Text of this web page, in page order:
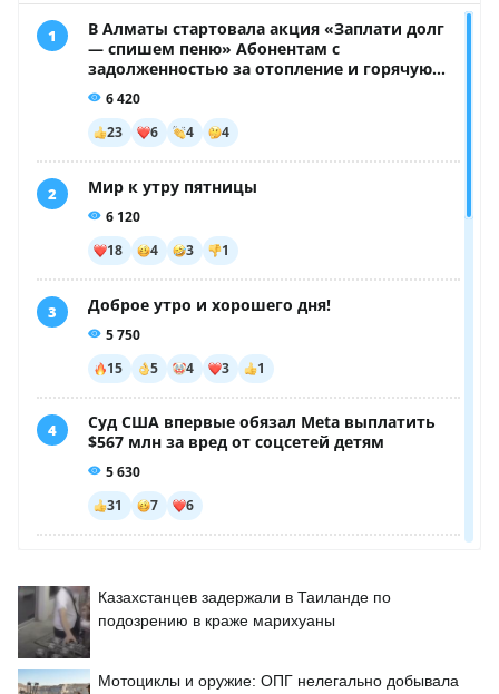
Казахстанцев задержали в Таиланде по
подозрению в краже марихуаны
Мотоциклы и оружие: ОПГ нелегально добывала